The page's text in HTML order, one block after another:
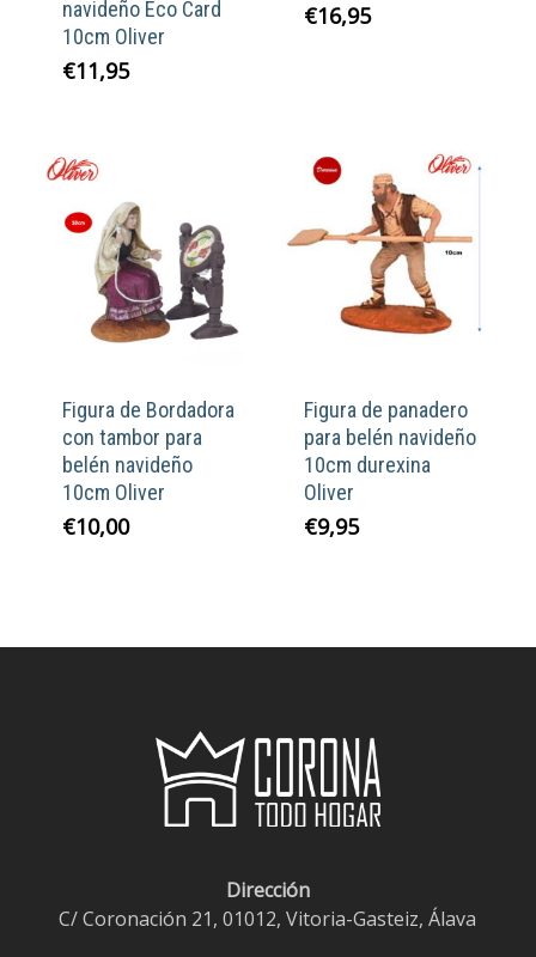
navideño Eco Card
10cm Oliver
€11,95
€16,95
Figura de Bordadora
con tambor para
belén navideño
10cm Oliver
€10,00
Figura de panadero
para belén navideño
10cm durexina
Oliver
€9,95
Dirección
C/ Coronación 21, 01012, Vitoria-Gasteiz, Álava